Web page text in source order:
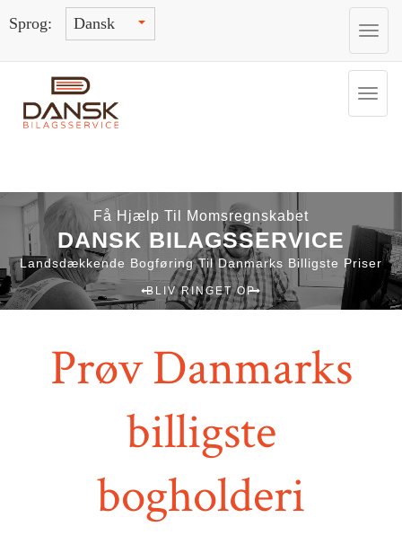
Sprog:
Få Hjælp Til Momsregnskabet
DANSK BILAGSSERVICE
Landsdækkende Bogføring Til Danmarks Billigste Priser
BLIV RINGET OP
Prøv Danmarks
billigste
bogholderi